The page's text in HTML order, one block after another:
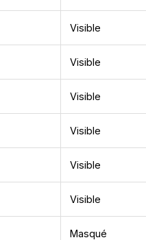
Visible
Visible
Visible
Visible
Visible
Visible
Masqué